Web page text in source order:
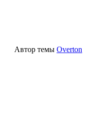
Автор темы Overton